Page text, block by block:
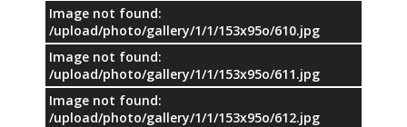
Image not found:
/upload/photo/gallery/1/1/153x95o/610.jpg
Image not found:
/upload/photo/gallery/1/1/153x95o/611.jpg
Image not found:
/upload/photo/gallery/1/1/153x95o/612.jpg